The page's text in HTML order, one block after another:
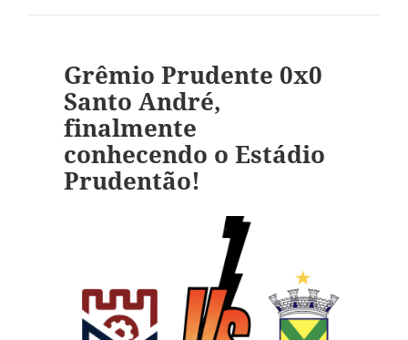
Grêmio Prudente 0x0
Santo André,
finalmente
conhecendo o Estádio
Prudentão!